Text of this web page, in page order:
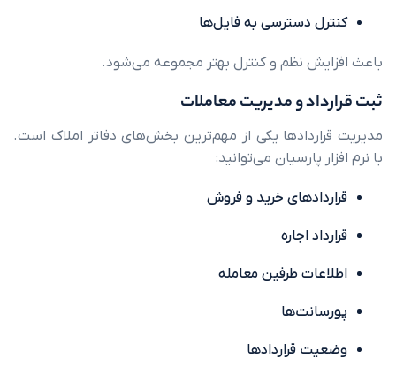
دسترسی به فایل‌ها
نظم و کنترل بهتر مجموعه می‌شود.
و مدیریت معاملات
یکی از مهم‌ترین بخش‌های دفاتر املاک است.
پارسیان می‌توانید:
خرید و فروش
اجاره
طرفین معامله
قراردادها